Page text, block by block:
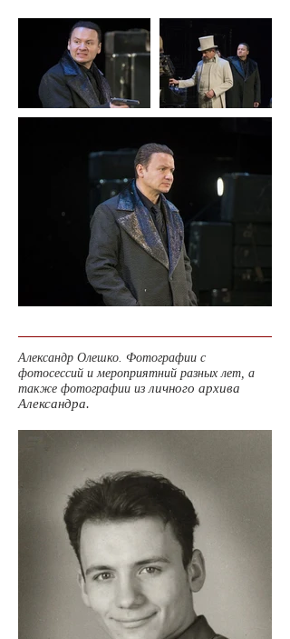
Александр Олешко. Фотографии с
фотосессий и мероприятний разных лет, а
также фотографии из личного архива
Александра.